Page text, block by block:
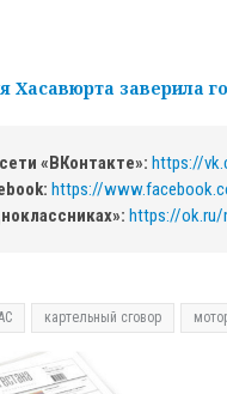
Хасавюрта заверила
«ВКонтакте»: https://
https://
https://ok.ru/
картельный сговор